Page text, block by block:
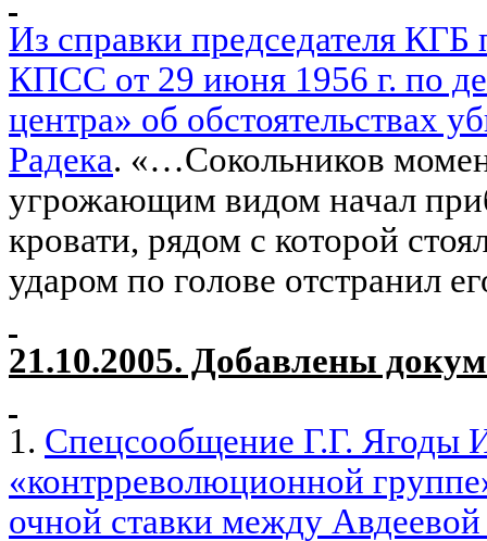
Из справки председателя
КПСС от 29 июня 1956 г. по
центра» об обстоятельствах
Радека. «…Сокольников
угрожающим видом начал
кровати, рядом с которой
ударом по голове отстранил
21.10.2005. Добавлены
1. Спецсообщение Г.Г. Ягоды
«контрреволюционной
очной ставки между